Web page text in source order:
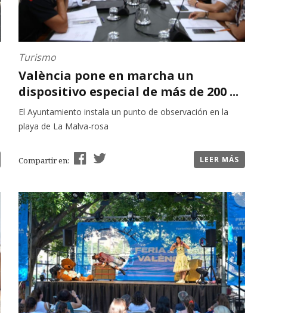
Turismo
València pone en marcha un
dispositivo especial de más de 200 ...
El Ayuntamiento instala un punto de observación en la
playa de La Malva-rosa
Compartir en: LEER MÁS